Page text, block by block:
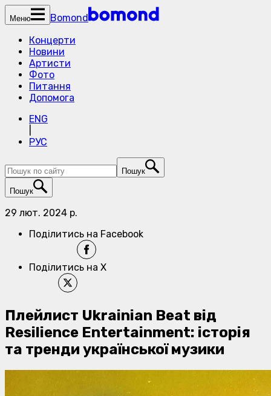
Меню
Bomond
Концерти
Новини
Артисти
Фото
Питання
Допомога
ENG
РУС
Пошук
Пошук
29 лют. 2024 р.
Поділитись на Facebook
Поділитись на X
Плейлист Ukrainian Beat від
Resilience Entertainment: історія
та тренди української музики